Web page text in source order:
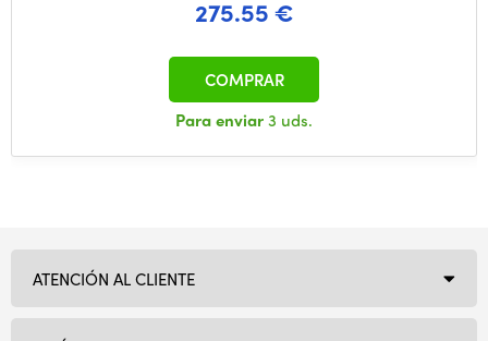
275.55 €
Para enviar3 uds.
COMPRAR
ATENCIÓN AL CLIENTE